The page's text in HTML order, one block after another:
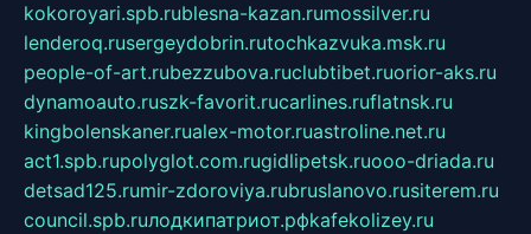
kokoroyari.spb.rublesna-kazan.rumossilver.ru
lenderoq.rusergeydobrin.rutochkazvuka.msk.ru
people-of-art.rubezzubova.ruclubtibet.ruorior-aks.ru
dynamoauto.ruszk-favorit.rucarlines.ruflatnsk.ru
kingbolenskaner.rualex-motor.ruastroline.net.ru
act1.spb.rupolyglot.com.rugidlipetsk.ruooo-driada.ru
detsad125.rumir-zdoroviya.rubruslanovo.rusiterem.ru
council.spb.ruлодкипатриот.рфkafekolizey.ru